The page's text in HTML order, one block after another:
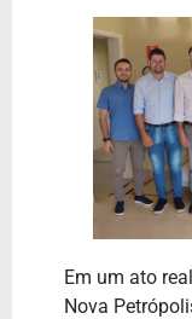
Em um ato
Nova